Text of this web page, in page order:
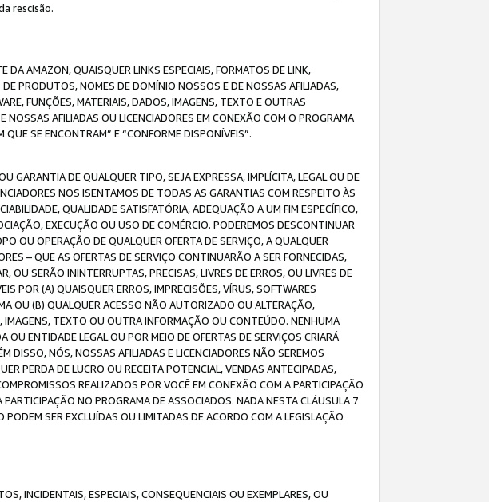
rescisão.
AMAZON, QUAISQUER LINKS ESPECIAIS, FORMATOS DE LINK,
PRODUTOS, NOMES DE DOMÍNIO NOSSOS E DE NOSSAS AFILIADAS,
FUNÇÕES, MATERIAIS, DADOS, IMAGENS, TEXTO E OUTRAS
AFILIADAS OU LICENCIADORES EM CONEXÃO COM O PROGRAMA
SE ENCONTRAM” E “CONFORME DISPONÍVEIS”.
GARANTIA DE QUALQUER TIPO, SEJA EXPRESSA, IMPLÍCITA, LEGAL OU DE
NOS ISENTAMOS DE TODAS AS GARANTIAS COM RESPEITO ÀS
QUALIDADE SATISFATÓRIA, ADEQUAÇÃO A UM FIM ESPECÍFICO,
EXECUÇÃO OU USO DE COMÉRCIO. PODEREMOS DESCONTINUAR
OU OPERAÇÃO DE QUALQUER OFERTA DE SERVIÇO, A QUALQUER
– QUE AS OFERTAS DE SERVIÇO CONTINUARÃO A SER FORNECIDAS,
SERÃO ININTERRUPTAS, PRECISAS, LIVRES DE ERROS, OU LIVRES DE
POR (A) QUAISQUER ERROS, IMPRECISÕES, VÍRUS, SOFTWARES
OU (B) QUALQUER ACESSO NÃO AUTORIZADO OU ALTERAÇÃO,
TEXTO OU OUTRA INFORMAÇÃO OU CONTEÚDO. NENHUMA
ENTIDADE LEGAL OU POR MEIO DE OFERTAS DE SERVIÇOS CRIARÁ
DISSO, NÓS, NOSSAS AFILIADAS E LICENCIADORES NÃO SEREMOS
PERDA DE LUCRO OU RECEITA POTENCIAL, VENDAS ANTECIPADAS,
REALIZADOS POR VOCÊ EM CONEXÃO COM A PARTICIPAÇÃO
NO PROGRAMA DE ASSOCIADOS. NADA NESTA CLÁUSULA 7
SER EXCLUÍDAS OU LIMITADAS DE ACORDO COM A LEGISLAÇÃO
INCIDENTAIS, ESPECIAIS, CONSEQUENCIAIS OU EXEMPLARES, OU